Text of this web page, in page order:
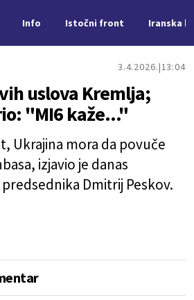
Info Istočni front Iranska
3.4.2026. 13:04
uslova Kremlja;
"MI6 kaže..."
Ukrajina mora da povuče
izjavio je danas
Dmitrij Peskov.